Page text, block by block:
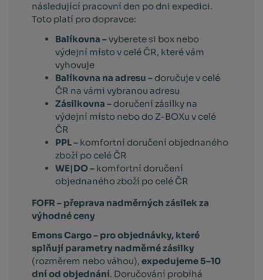
následující pracovní den po dni expedici.
Toto platí pro dopravce:
Balíkovna –vyberete si box nebo
výdejní místo v celé ČR, které vám
vyhovuje
Balíkovna na adresu – doručuje v celé
ČR na vámi vybranou adresu
Zásilkovna – doručení zásilky na
výdejní místo nebo do Z-BOXu v celé
ČR
PPL – komfortní doručení objednaného
zboží po celé ČR
WE|DO – komfortní doručení
objednaného zboží po celé ČR
FOFR – přeprava nadměrných zásilek za
výhodné ceny
Emons Cargo – pro objednávky, které
splňují parametry nadměrné zásilky
(rozměrem nebo váhou),expedujeme 5–10
dní od objednání. Doručování probíhá